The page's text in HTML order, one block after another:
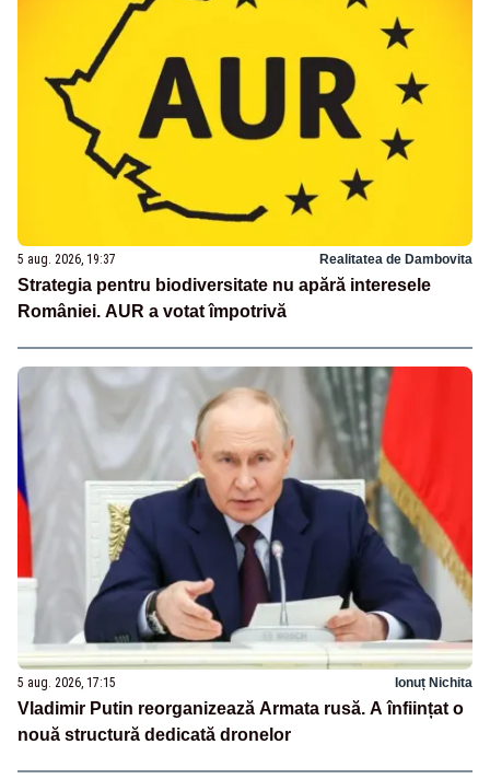
5 aug. 2026, 19:37 Realitatea de Dambovita
Strategia pentru biodiversitate nu apără interesele
României. AUR a votat împotrivă
5 aug. 2026, 17:15 Ionuț Nichita
Vladimir Putin reorganizează Armata rusă. A înființat o
nouă structură dedicată dronelor